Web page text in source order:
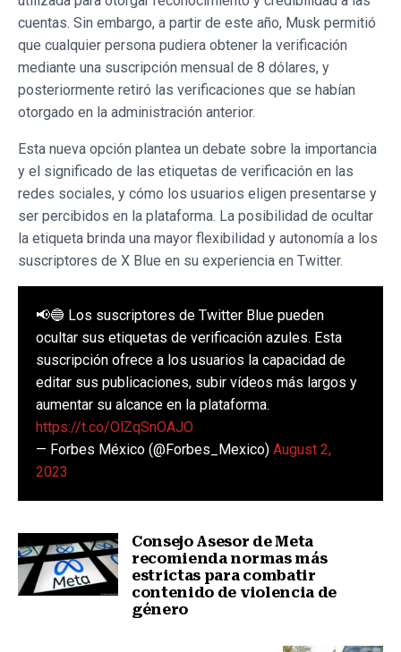
cuentas. Sin embargo, a partir de este año, Musk permitió
que cualquier persona pudiera obtener la verificación
mediante una suscripción mensual de 8 dólares, y
posteriormente retiró las verificaciones que se habían
otorgado en la administración anterior.
Esta nueva opción plantea un debate sobre la importancia
y el significado de las etiquetas de verificación en las
redes sociales, y cómo los usuarios eligen presentarse y
ser percibidos en la plataforma. La posibilidad de ocultar
la etiqueta brinda una mayor flexibilidad y autonomía a los
suscriptores de X Blue en su experiencia en Twitter.
📢🔵 Los suscriptores de Twitter Blue pueden
ocultar sus etiquetas de verificación azules. Esta
suscripción ofrece a los usuarios la capacidad de
editar sus publicaciones, subir vídeos más largos y
aumentar su alcance en la plataforma.
https://t.co/OlZqSnOAJO
— Forbes México (@Forbes_Mexico) August 2,
2023
Consejo Asesor de Meta
recomienda normas más
estrictas para combatir
contenido de violencia de
género